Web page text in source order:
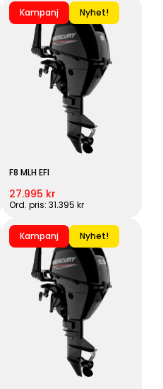
Kampanj Nyhet!
F8 MLH EFI
27.995 kr
Ord. pris: 31.395 kr
Kampanj Nyhet!